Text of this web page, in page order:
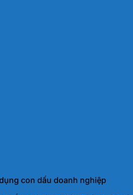
con dấu doanh nghiệp